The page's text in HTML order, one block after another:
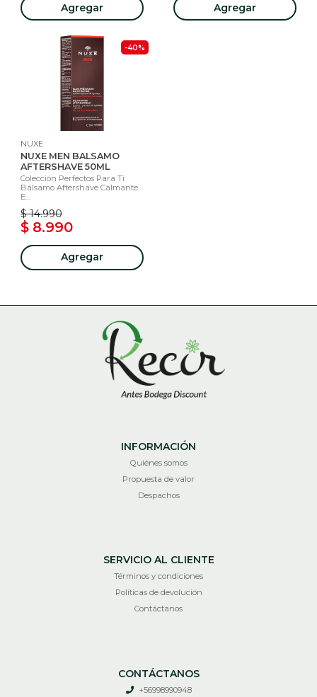
Agregar Agregar
-40%
NUXE
NUXE MEN BALSAMO
AFTERSHAVE 50ML
Colección Perfectos Para Ti
Bálsamo Aftershave Calmante
E...
$ 14.990
$ 8.990
Agregar
INFORMACIÓN
Quiénes somos
Propuesta de valor
Despachos
SERVICIO AL CLIENTE
Términos y condiciones
Políticas de devolución
Contáctanos
CONTÁCTANOS
+56998990948